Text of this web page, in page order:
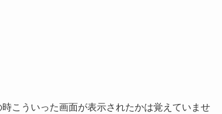
こういった画面が表示されたかは覚えていませ